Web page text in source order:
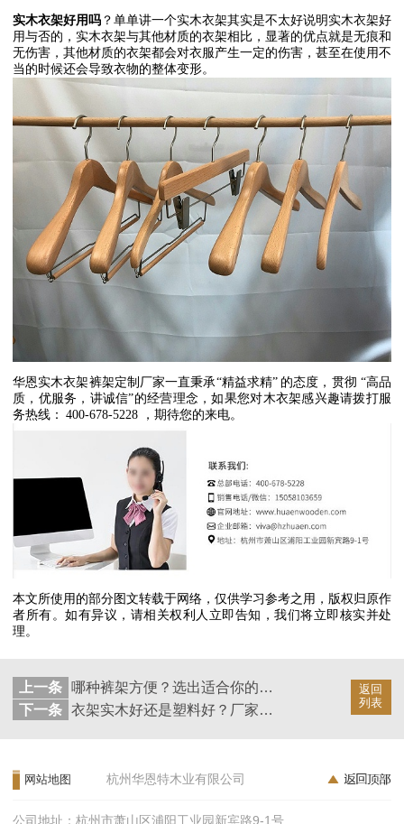
实木衣架好用吗 ？单单讲一个实木衣架其实是不太好说明实木衣架好
用与否的，实木衣架与其他材质的衣架相比，显著的优点就是无痕和
无伤害，其他材质的衣架都会对衣服产生一定的伤害，甚至在使用不
当的时候还会导致衣物的整体变形。
华恩实木衣架裤架定制厂家一直秉承“精益求精” 的态度，贯彻 “高品
质，优服务，讲诚信”的经营理念，如果您对木衣架感兴趣请拨打服
务热线： 400-678-5228 ，期待您的来电。
本文所使用的部分图文转载于网络，仅供学习参考之用，版权归原作
者所有。如有异议，请相关权利人立即告知，我们将立即核实并处
理。
返回
列表
上一条
哪种裤架方便？选出适合你的那款【华恩衣架】
下一条
衣架实木好还是塑料好？厂家才知道的小秘密【华恩衣架】
网站地图 杭州华恩特木业有限公司
公司地址：杭州市萧山区浦阳工业园新宾路9-1号